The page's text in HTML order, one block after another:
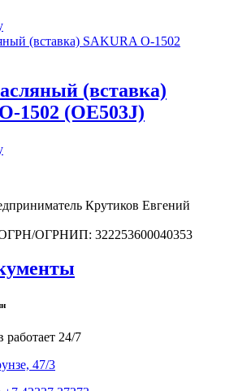
(вставка)
1502 (OE503J)
Крутиков Евгений
ОГРНИП: 322253600040353
работает 24/7
47/3